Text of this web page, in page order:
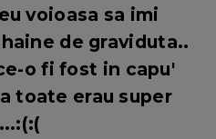
voioasa sa imi
de graviduta..
o fi fost in capu'
toate erau super